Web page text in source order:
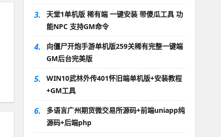
3.
天堂1单机版 稀有端 一键安装 带傻瓜工具 功
能NPC 支持GM命令
4.
向僵尸开炮手游单机版259关稀有完整一键端
GM后台完美版
5.
WIN10武林外传401怀旧端单机版+安装教程
+GM工具
6.
多语言广州期货微交易所源码+前端uniapp纯
源码+后端php